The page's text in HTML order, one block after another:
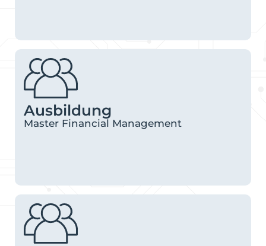
Ausbildung
Master Financial Management